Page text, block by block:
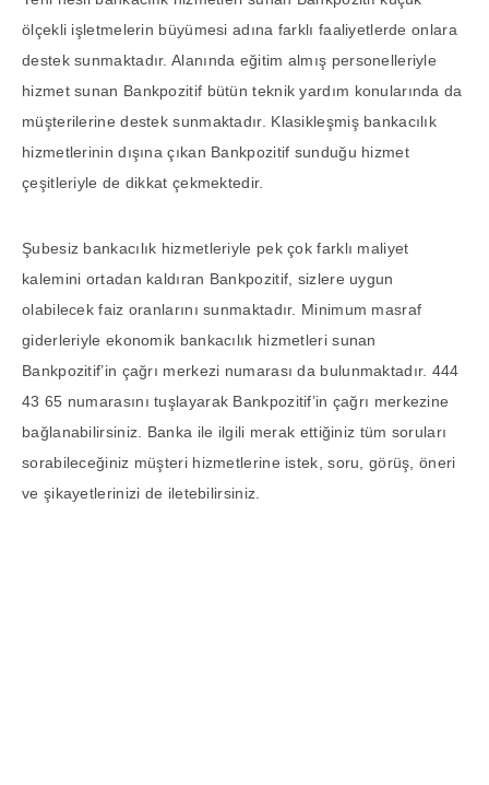
ölçekli işletmelerin büyümesi adına farklı faaliyetlerde onlara
destek sunmaktadır. Alanında eğitim almış personelleriyle
hizmet sunan Bankpozitif bütün teknik yardım konularında da
müşterilerine destek sunmaktadır. Klasikleşmiş bankacılık
hizmetlerinin dışına çıkan Bankpozitif sunduğu hizmet
çeşitleriyle de dikkat çekmektedir.
Şubesiz bankacılık hizmetleriyle pek çok farklı maliyet
kalemini ortadan kaldıran Bankpozitif, sizlere uygun
olabilecek faiz oranlarını sunmaktadır. Minimum masraf
giderleriyle ekonomik bankacılık hizmetleri sunan
Bankpozitif’in çağrı merkezi numarası da bulunmaktadır. 444
43 65 numarasını tuşlayarak Bankpozitif’in çağrı merkezine
bağlanabilirsiniz. Banka ile ilgili merak ettiğiniz tüm soruları
sorabileceğiniz müşteri hizmetlerine istek, soru, görüş, öneri
ve şikayetlerinizi de iletebilirsiniz.